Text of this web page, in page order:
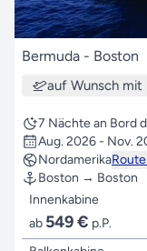
Bermuda - Boston
auf Wunsch mit
7 Nächte an Bord
Aug. 2026 - Nov.
Nordamerika
Boston → Boston
Innenkabine
ab 549 € p.P.